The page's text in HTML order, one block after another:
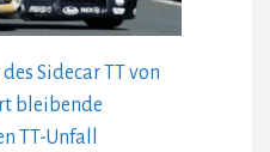
Sidecar TT von
bleibende
TT-Unfall